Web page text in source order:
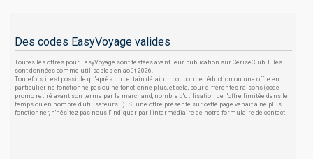
Des codes EasyVoyage valides
Toutes les offres pour EasyVoyage sont testées avant leur publication sur CeriseClub. Elles
sont données comme utilisables en août 2026.
Toutefois, il est possible qu'après un certain délai, un coupon de réduction ou une offre en
particulier ne fonctionne pas ou ne fonctionne plus, et cela, pour différentes raisons (code
promo retiré avant son terme par le marchand, nombre d'utilisation de l'offre limitée dans le
temps ou en nombre d'utilisateurs...). Si une offre présente sur cette page venait à ne plus
fonctionner, n'hésitez pas nous l'indiquer par l'intermédiaire de notre formulaire de contact.